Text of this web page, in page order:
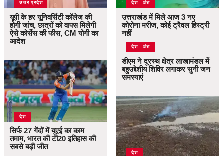
उत्तर प्रदेश
यूपी के हर यूनिवर्सिटी कॉलेज की
होगी जांच, छात्रों को वापस मिलेगी
ऐसे कोर्सेस की फीस, CM योगी का
आदेश
देश
सिर्फ 27 गेंदों में यूएई का काम
तमाम, भारत की टी20 इतिहास की
सबसे बड़ी जीत
उत्तराखंड
देश
उत्तराखंड में मिले आज 3 नए
कोरोना मरीज, कोई ट्रैवल हिस्ट्री
नहीं
उत्तराखंड
देश
डीएम ने दूरस्थ क्षेत्र लाखामंडल में
बहुउद्देशीय शिविर लगाकर सुनी जन
समस्याएं
देश